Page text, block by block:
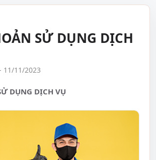
SỬ DỤNG DỊCH
11/11/2023
DỤNG DỊCH VỤ